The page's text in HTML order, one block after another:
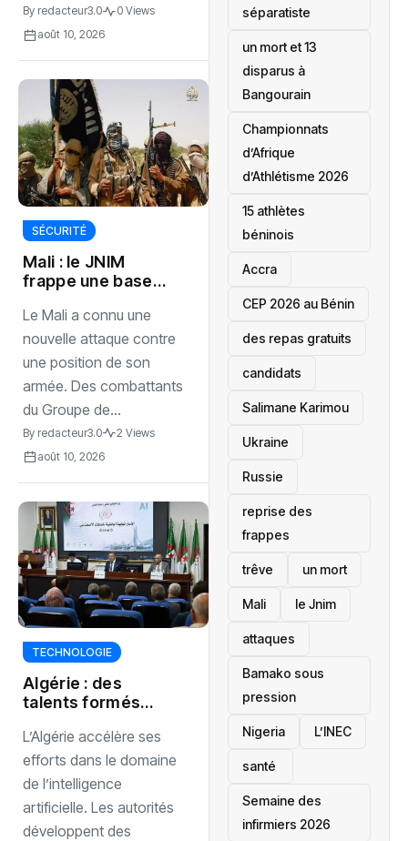
By redacteur3.0
0 Views
août 10, 2026
SÉCURITÉ
Mali : le JNIM
frappe une base
Le Mali a connu une
nouvelle attaque contre
une position de son
armée. Des combattants
du Groupe de...
By redacteur3.0
2 Views
août 10, 2026
TECHNOLOGIE
Algérie : des
talents formés
l’essor de l’IA
L’Algérie accélère ses
efforts dans le domaine
de l’intelligence
artificielle. Les autorités
développent des
séparatiste
un mort et 13
disparus à
Bangourain
‎Championnats
d’Afrique
d’Athlétisme 2026
15 athlètes
béninois
Accra
‎CEP 2026 au Bénin
des repas gratuits
candidats
Salimane Karimou
Ukraine
Russie
reprise des
frappes
trêve un mort
Mali le Jnim
attaques
Bamako sous
pression
‎Nigeria L’INEC
santé ‎
Semaine des
infirmiers 2026